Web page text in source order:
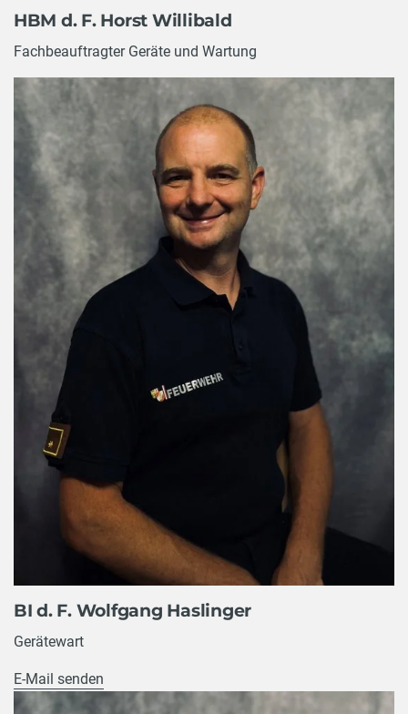
HBM d. F. Horst Willibald
Fachbeauftragter Geräte und Wartung
BI d. F. Wolfgang Haslinger
Gerätewart
E-Mail senden